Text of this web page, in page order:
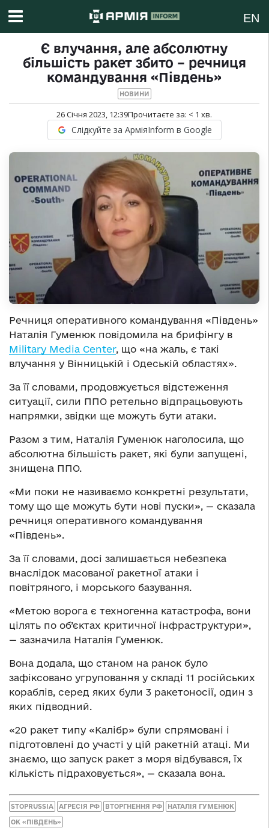
EN
Є влучання, але абсолютну
більшість ракет збито – речниця
командування «Південь»
НОВИНИ
26 Січня 2023, 12:39Прочитаєте за: < 1 хв.
Слідкуйте за АрміяInform в Google
Речниця оперативного командування «Південь»
Наталія Гуменюк повідомила на брифінгу в
Military Media Center, що «на жаль, є такі
влучання у Вінницькій і Одеській областях».
За її словами, продовжується відстеження
ситуації, сили ППО ретельно відпрацьовують
напрямки, звідки ще можуть бути атаки.
Разом з тим, Наталія Гуменюк наголосила, що
абсолютна більшість ракет, які були запущені,
знищена ППО.
«Ми поки не називаємо конкретні результати,
тому що ще можуть бути нові пуски», — сказала
речниця оперативного командування
«Південь».
За її словами, досі залишається небезпека
внаслідок масованої ракетної атаки і
повітряного, і морського базування.
«Метою ворога є техногенна катастрофа, вони
цілять по об’єктах критичної інфраструктури»,
— зазначила Наталія Гуменюк.
Вона додала, що станом на ранок було
зафіксовано угруповання у складі 11 російських
кораблів, серед яких були 3 ракетоносії, один з
яких підводний.
«20 ракет типу «Калібр» були спрямовані і
підготовлені до участі у цій ракетній атаці. Ми
знаємо, що запуск ракет з моря відбувався, їх
кількість підраховується», — сказала вона.
STOPRUSSIA АГРЕСІЯ РФ ВТОРГНЕННЯ РФ НАТАЛІЯ ГУМЕНЮК
ОК «ПІВДЕНЬ»